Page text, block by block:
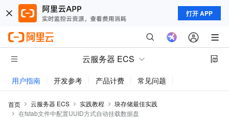
打开 APP
云服务器 ECS
用户指南 开发参考 产品计费 常见问题
首页 云服务器 ECS 实践教程
块存储最佳实践
在fstab文件中配置UUID方式自动挂载数据盘